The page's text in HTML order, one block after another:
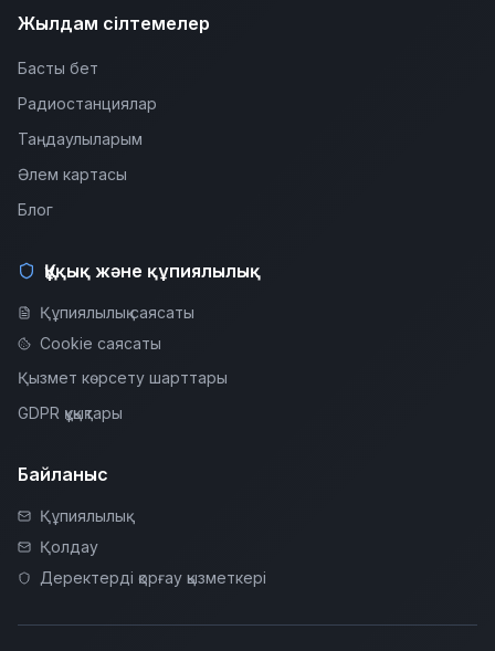
Жылдам сілтемелер
Басты бет
Радиостанциялар
Таңдаулыларым
Әлем картасы
Блог
Құқық және құпиялылық
Құпиялылық саясаты
Cookie саясаты
Қызмет көрсету шарттары
GDPR құқықтары
Байланыс
Құпиялылық
Қолдау
Деректерді қорғау қызметкері